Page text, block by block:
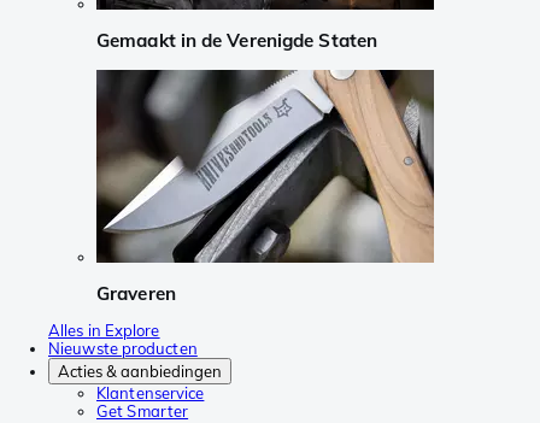
Gemaakt in de Verenigde Staten
Graveren
Alles in Explore
Nieuwste producten
Acties & aanbiedingen
Klantenservice
Get Smarter